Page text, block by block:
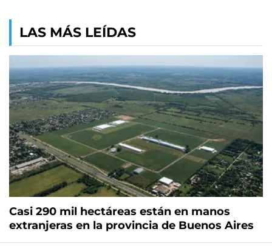
LAS MÁS LEÍDAS
Casi 290 mil hectáreas están en manos
extranjeras en la provincia de Buenos Aires